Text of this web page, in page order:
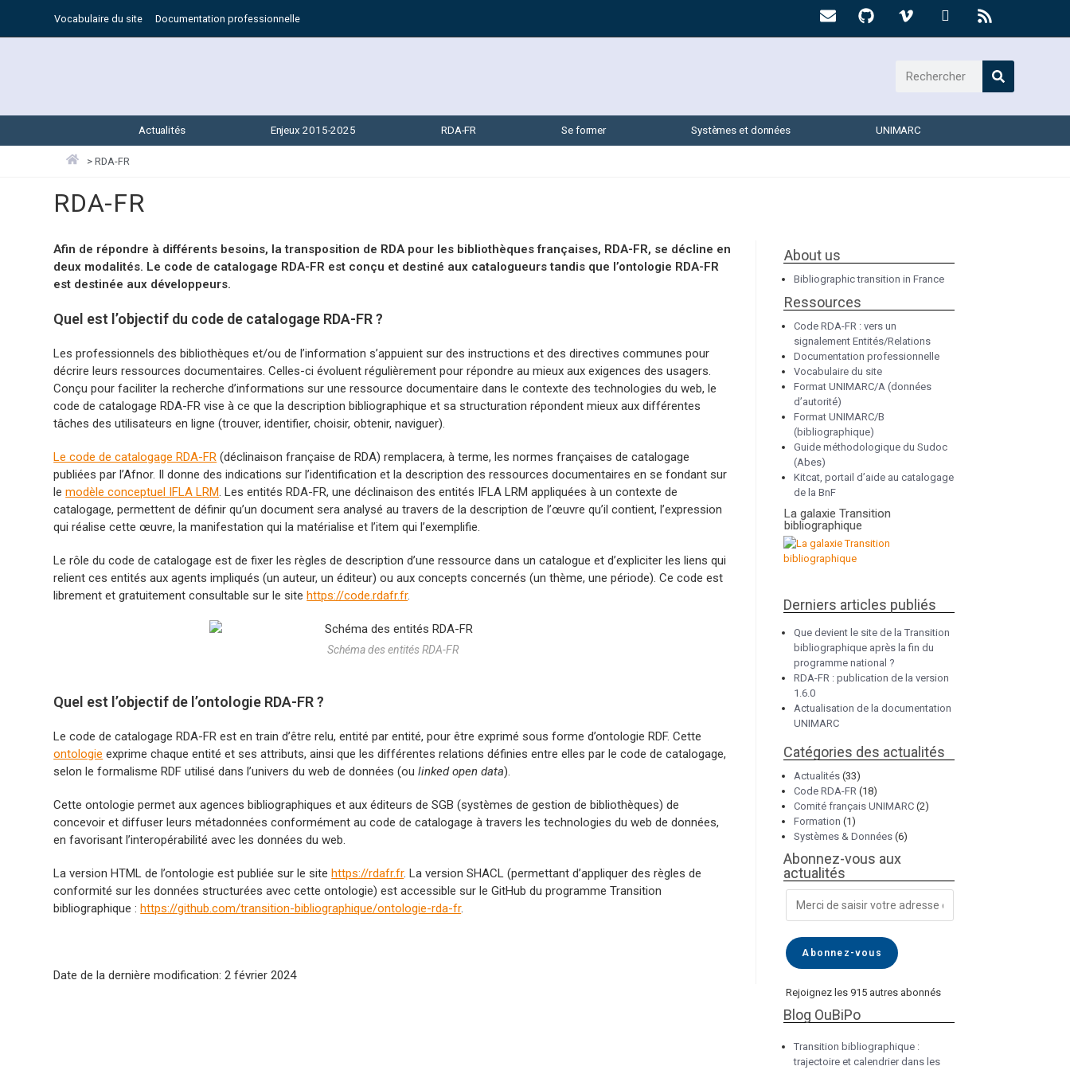
Vocabulaire du site Documentation professionnelle
Actualités Enjeux 2015-2025 RDA-FR Se former Systèmes et données UNIMARC
> RDA-FR
RDA-FR
Afin de répondre à différents besoins, la transposition de RDA pour les bibliothèques françaises, RDA-FR, se décline en
deux modalités. Le code de catalogage RDA-FR est conçu et destiné aux catalogueurs tandis que l’ontologie RDA-FR
est destinée aux développeurs.
Quel est l’objectif du code de catalogage RDA-FR ?
Les professionnels des bibliothèques et/ou de l’information s’appuient sur des instructions et des directives communes pour
décrire leurs ressources documentaires. Celles-ci évoluent régulièrement pour répondre au mieux aux exigences des usagers.
Conçu pour faciliter la recherche d’informations sur une ressource documentaire dans le contexte des technologies du web, le
code de catalogage RDA-FR vise à ce que la description bibliographique et sa structuration répondent mieux aux différentes
tâches des utilisateurs en ligne (trouver, identifier, choisir, obtenir, naviguer).
Le code de catalogage RDA-FR (déclinaison française de RDA) remplacera, à terme, les normes françaises de catalogage
publiées par l’Afnor. Il donne des indications sur l’identification et la description des ressources documentaires en se fondant sur
lemodèle conceptuel IFLA LRM. Les entités RDA-FR, une déclinaison des entités IFLA LRM appliquées à un contexte de
catalogage, permettent de définir qu’un document sera analysé au travers de la description de l’œuvre qu’il contient, l’expression
qui réalise cette œuvre, la manifestation qui la matérialise et l’item qui l’exemplifie.
Le rôle du code de catalogage est de fixer les règles de description d’une ressource dans un catalogue et d’expliciter les liens qui
relient ces entités aux agents impliqués (un auteur, un éditeur) ou aux concepts concernés (un thème, une période). Ce code est
librement et gratuitement consultable sur le sitehttps://code.rdafr.fr.
Schéma des entités RDA-FR
Quel est l’objectif de l’ontologie RDA-FR ?
Le code de catalogage RDA-FR est en train d’être relu, entité par entité, pour être exprimé sous forme d’ontologie RDF. Cette
ontologie exprime chaque entité et ses attributs, ainsi que les différentes relations définies entre elles par le code de catalogage,
selon le formalisme RDF utilisé dans l’univers du web de données (oulinked open data).
Cette ontologie permet aux agences bibliographiques et aux éditeurs de SGB (systèmes de gestion de bibliothèques) de
concevoir et diffuser leurs métadonnées conformément au code de catalogage à travers les technologies du web de données,
en favorisant l’interopérabilité avec les données du web.
La version HTML de l’ontologie est publiée sur le sitehttps://rdafr.fr. La version SHACL (permettant d’appliquer des règles de
conformité sur les données structurées avec cette ontologie) est accessible sur le GitHub du programme Transition
bibliographique :https://github.com/transition-bibliographique/ontologie-rda-fr.
Date de la dernière modification: 2 février 2024
About us
Bibliographic transition in France
Ressources
Code RDA-FR : vers un
signalement Entités/Relations
Documentation professionnelle
Vocabulaire du site
Format UNIMARC/A (données
d’autorité)
Format UNIMARC/B
(bibliographique)
Guide méthodologique du Sudoc
(Abes)
Kitcat, portail d’aide au catalogage
de la BnF
La galaxie Transition
bibliographique
Derniers articles publiés
Que devient le site de la Transition
bibliographique après la fin du
programme national ?
RDA-FR : publication de la version
1.6.0
Actualisation de la documentation
UNIMARC
Catégories des actualités
Actualités (33)
Code RDA-FR (18)
Comité français UNIMARC (2)
Formation (1)
Systèmes & Données (6)
Abonnez-vous aux
actualités
Abonnez-vous
Rejoignez les 915 autres abonnés
Blog OuBiPo
Transition bibliographique :
trajectoire et calendrier dans les